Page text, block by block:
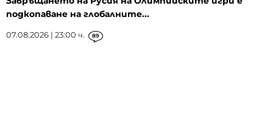
подкопаване на глобалните...
07.08.2026 | 23:00 ч. 89